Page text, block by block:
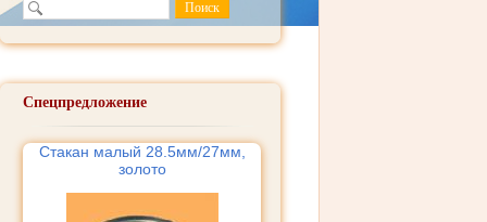
Спецпредложение
Стакан малый 28.5мм/27мм,
золото